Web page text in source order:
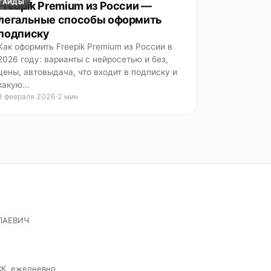
Premium из России —
способы оформить
оформить Freepik Premium из России в
году: варианты с нейросетью и без,
автовыдача, что входит в подписку и
февраля 2026·2 мин
ежедневно